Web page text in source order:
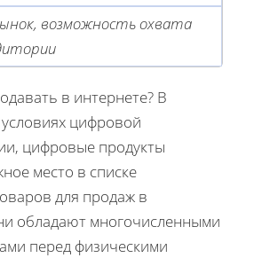
возможность охвата
в интернете? В
цифровой
цифровые продукты
место в списке
для продаж в
обладают многочисленными
перед физическими